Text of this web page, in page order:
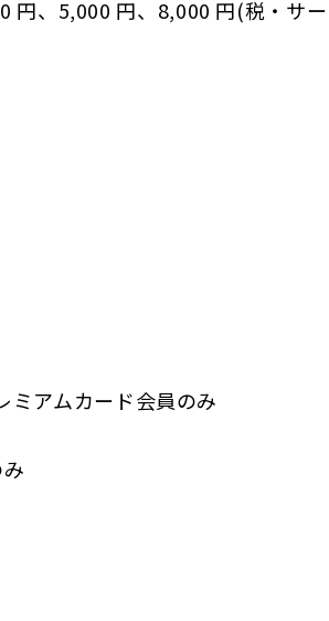
円、5,000 円、8,000 円(税・サ
ミアムカード会員のみ